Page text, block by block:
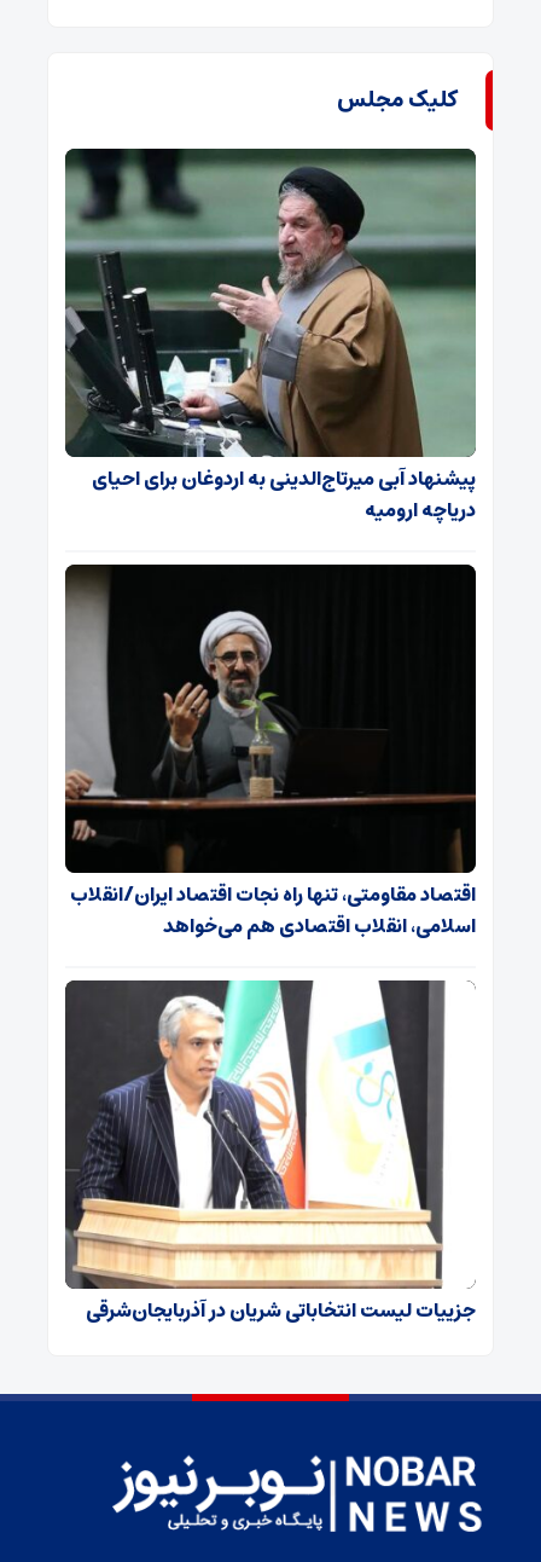
کلیک مجلس
پیشنهاد آبی میرتاج‌الدینی‌ به اردوغان برای احیای
دریاچه ارومیه
اقتصاد مقاومتی، تنها راه نجات اقتصاد ایران/انقلاب
اسلامی، انقلاب اقتصادی هم می‌خواهد
جزییات لیست انتخاباتی شریان در آذربایجان‌شرقی